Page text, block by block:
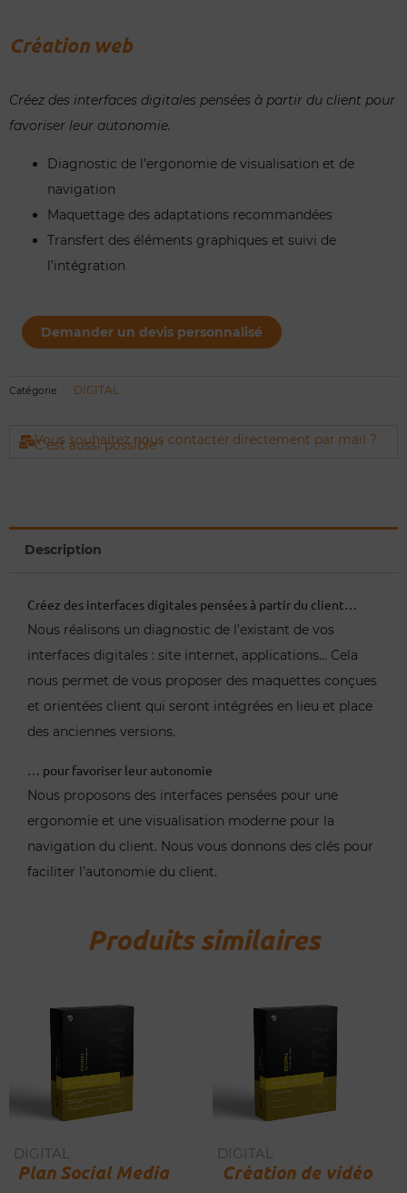
Création web
Créez des interfaces digitales pensées à partir du client pour
favoriser leur autonomie.
Diagnostic de l’ergonomie de visualisation et de
navigation
Maquettage des adaptations recommandées
Transfert des éléments graphiques et suivi de
l’intégration
Création
Demander un devis personnalisé
Catégorie DIGITAL
Vous souhaitez nous contacter directement par mail ?
C'est aussi possible !
Description
Créez des interfaces digitales pensées à partir du client…
Nous réalisons un diagnostic de l’existant de vos
interfaces digitales : site internet, applications… Cela
nous permet de vous proposer des maquettes conçues
et orientées client qui seront intégrées en lieu et place
des anciennes versions.
… pour favoriser leur autonomie
Nous proposons des interfaces pensées pour une
ergonomie et une visualisation moderne pour la
navigation du client. Nous vous donnons des clés pour
faciliter l’autonomie du client.
Produits similaires
DIGITAL
Plan Social Media
DIGITAL
Création de vidéo